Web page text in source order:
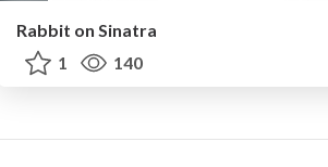
Rabbit on Sinatra
1
140